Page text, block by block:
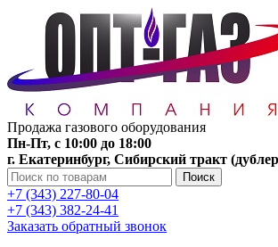
Продажа газового оборудования
Пн-Пт, с 10:00 до 18:00
г. Екатеринбург, Сибирский тракт
Поиск
+7 (343) 227-80-04
+7 (343) 382-24-41
Заказать обратный звонок